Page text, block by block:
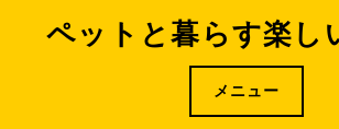
ペットと暮らす楽し
メニュー